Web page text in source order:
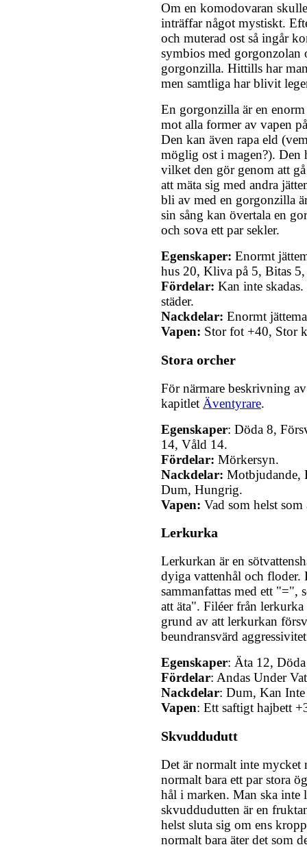
Om en komodovaran
inträffar något mystiskt.
och muterad ost så ingår
symbios med gorgonzolan
gorgonzilla. Hittills har
men samtliga har blivit
En gorgonzilla är en
mot alla former av vapen
Den kan även rapa eld
möglig ost i magen?). Den
vilket den gör genom att
att mäta sig med andra
bli av med en gorgonzilla
sin sång kan övertala en
och sova ett par sekler.
Egenskaper: Enormt
hus 20, Kliva på 5, Bitas
Fördelar: Kan inte
städer.
Nackdelar: Enormt
Vapen: Stor fot +40, Stor
Stora orcher
För närmare beskrivning av
kapitlet Äventyrare.
Egenskaper: Döda 8,
14, Våld 14.
Fördelar: Mörkersyn.
Nackdelar: Motbjudande,
Dum, Hungrig.
Vapen: Vad som helst
Lerkurka
Lerkurkan är en
dyiga vattenhål och floder.
sammanfattas med ett "=",
att äta". Filéer från lerkurka
grund av att lerkurkan
beundransvärd
Egenskaper: Äta 12,
Fördelar: Andas Under
Nackdelar: Dum, Kan
Vapen: Ett saftigt hajbett
Skvuddudutt
Det är normalt inte mycket
normalt bara ett par stora
hål i marken. Man ska inte
skvuddudutten är en
helst sluta sig om ens
normalt bara äter det som